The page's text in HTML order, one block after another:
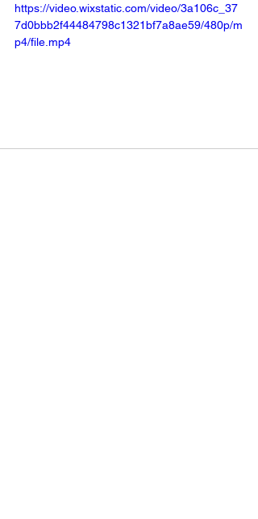
https://video.wixstatic.com/video/3a106c_37
7d0bbb2f44484798c1321bf7a8ae59/480p/m
p4/file.mp4